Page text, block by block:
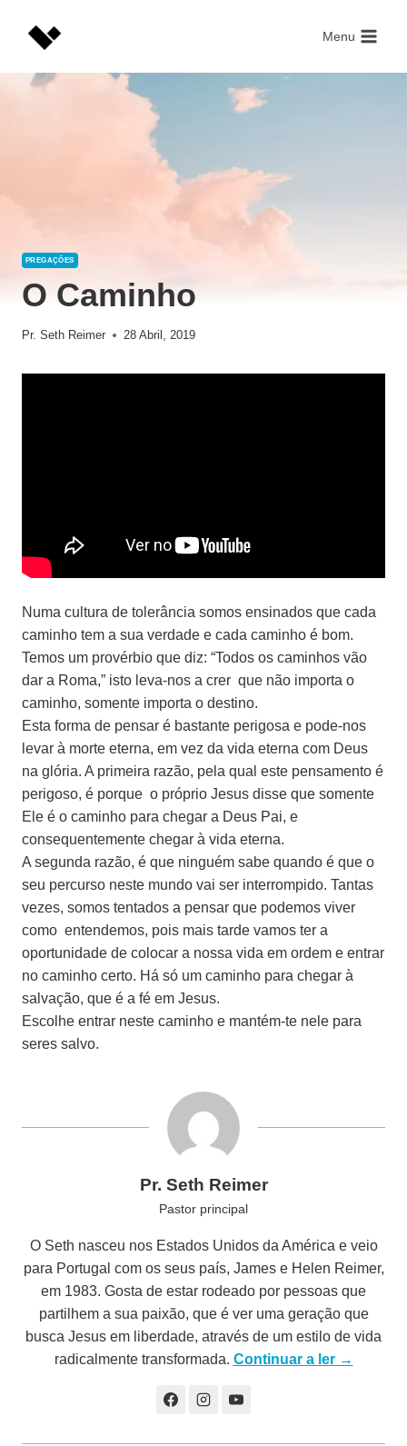
Menu
PREGAÇÕES
O Caminho
Pr. Seth Reimer 28 Abril, 2019
Numa cultura de tolerância somos ensinados que cada
caminho tem a sua verdade e cada caminho é bom.
Temos um provérbio que diz: “Todos os caminhos vão
dar a Roma,” isto leva-nos a crer que não importa o
caminho, somente importa o destino.
Esta forma de pensar é bastante perigosa e pode-nos
levar à morte eterna, em vez da vida eterna com Deus
na glória. A primeira razão, pela qual este pensamento é
perigoso, é porque o próprio Jesus disse que somente
Ele é o caminho para chegar a Deus Pai, e
consequentemente chegar à vida eterna.
A segunda razão, é que ninguém sabe quando é que o
seu percurso neste mundo vai ser interrompido. Tantas
vezes, somos tentados a pensar que podemos viver
como entendemos, pois mais tarde vamos ter a
oportunidade de colocar a nossa vida em ordem e entrar
no caminho certo. Há só um caminho para chegar à
salvação, que é a fé em Jesus.
Escolhe entrar neste caminho e mantém-te nele para
seres salvo.
Pr. Seth Reimer
Pastor principal
O Seth nasceu nos Estados Unidos da América e veio
para Portugal com os seus país, James e Helen Reimer,
em 1983. Gosta de estar rodeado por pessoas que
partilhem a sua paixão, que é ver uma geração que
busca Jesus em liberdade, através de um estilo de vida
radicalmente transformada. Continuar a ler →